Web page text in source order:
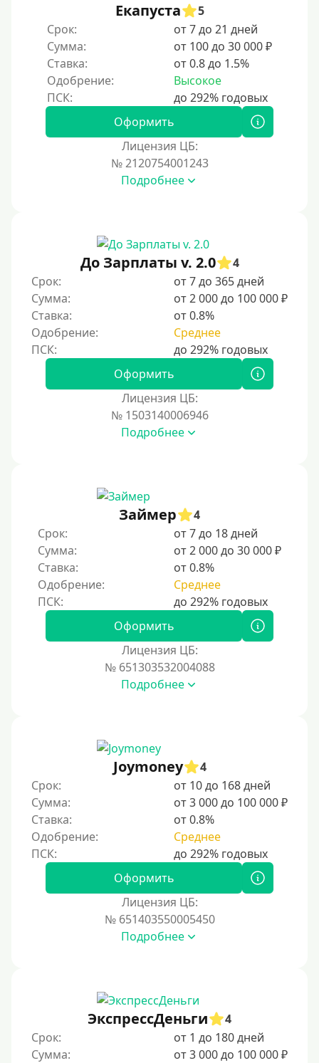
Екапуста
5
Срок:
от 7 до 21 дней
Сумма:
от 100 до 30 000 ₽
Ставка:
от 0.8 до 1.5%
Одобрение:
Высокое
Оформить
Лицензия ЦБ:
№ 2120754001243
Подробнее
До Зарплаты v. 2.0
4
Срок:
от 7 до 365 дней
Сумма:
от 2 000 до 100 000 ₽
Ставка:
от 0.8%
Одобрение:
Среднее
Оформить
Лицензия ЦБ:
№ 1503140006946
Подробнее
Займер
4
Срок:
от 7 до 18 дней
Сумма:
от 2 000 до 30 000 ₽
Ставка:
от 0.8%
Одобрение:
Среднее
Оформить
Лицензия ЦБ:
№ 651303532004088
Подробнее
Joymoney
4
Срок:
от 10 до 168 дней
Сумма:
от 3 000 до 100 000 ₽
Ставка:
от 0.8%
Одобрение:
Среднее
Оформить
Лицензия ЦБ:
№ 651403550005450
Подробнее
ЭкспрессДеньги
4
Срок:
от 1 до 180 дней
Сумма:
от 3 000 до 100 000 ₽